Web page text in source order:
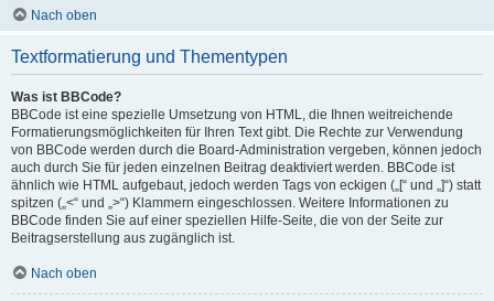
Nach oben
Textformatierung und Thementypen
Was ist BBCode?
BBCode ist eine spezielle Umsetzung von HTML, die Ihnen weitreichende
Formatierungsmöglichkeiten für Ihren Text gibt. Die Rechte zur Verwendung
von BBCode werden durch die Board-Administration vergeben, können jedoch
auch durch Sie für jeden einzelnen Beitrag deaktiviert werden. BBCode ist
ähnlich wie HTML aufgebaut, jedoch werden Tags von eckigen („[“ und „]“) statt
spitzen („<“ und „>“) Klammern eingeschlossen. Weitere Informationen zu
BBCode finden Sie auf einer speziellen Hilfe-Seite, die von der Seite zur
Beitragserstellung aus zugänglich ist.
Nach oben